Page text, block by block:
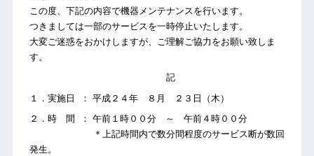
この度、下記の内容で機器メンテナンスを行います。
つきましては一部のサービスを一時停止いたします。
大変ご迷惑をおかけしますが、ご理解ご協力をお願い致しま
す。
記
１．実施日 ： 平成２４年 ８月 ２３日（木）
２．時 間 ： 午前１時００分 ～ 午前４時００分
＊上記時間内で数分間程度のサービス断が数回
発生。